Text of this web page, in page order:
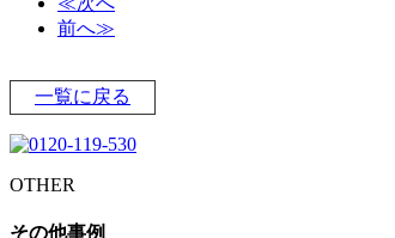
前へ≫
一覧に戻る
OTHER
その他事例